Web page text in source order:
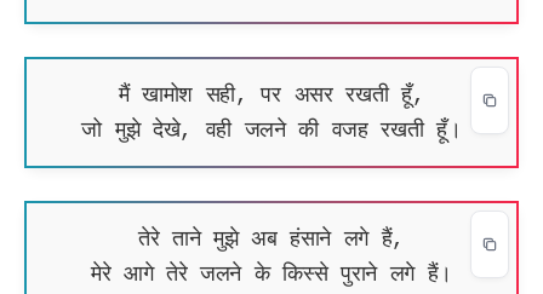
मैं खामोश सही, पर असर रखती हूँ,
जो मुझे देखे, वही जलने की वजह रखती हूँ।
तेरे ताने मुझे अब हंसाने लगे हैं,
मेरे आगे तेरे जलने के किस्से पुराने लगे हैं।